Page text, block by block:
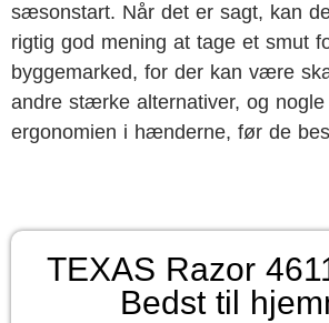
sæsonstart. Når det er sagt, kan
rigtig god mening at tage et smut
byggemarked, for der kan være
andre stærke alternativer, og
ergonomien i hænderne, før de
TEXAS Razor
Bedst til